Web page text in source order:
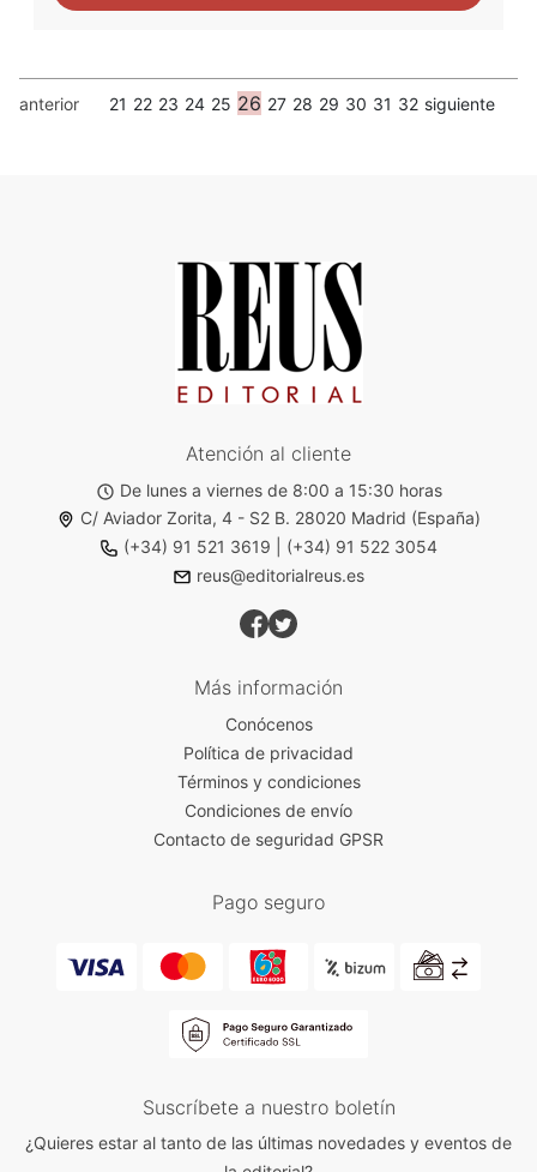
anterior 21 22 23 24 25 26 27 28 29 30 31 32 siguiente
Atención al cliente
De lunes a viernes de 8:00 a 15:30 horas
C/ Aviador Zorita, 4 - S2 B. 28020 Madrid (España)
(+34) 91 521 3619
(+34) 91 522 3054
reus@editorialreus.es
Más información
Conócenos
Política de privacidad
Términos y condiciones
Condiciones de envío
Contacto de seguridad GPSR
Pago seguro
Suscríbete a nuestro boletín
¿Quieres estar al tanto de las últimas novedades y eventos de